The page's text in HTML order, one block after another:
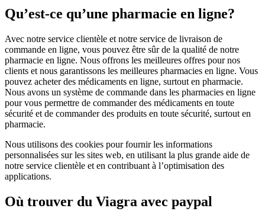
Qu’est-ce qu’une pharmacie en ligne?
Avec notre service clientèle et notre service de livraison de
commande en ligne, vous pouvez être sûr de la qualité de notre
pharmacie en ligne. Nous offrons les meilleures offres pour nos
clients et nous garantissons les meilleures pharmacies en ligne. Vous
pouvez acheter des médicaments en ligne, surtout en pharmacie.
Nous avons un système de commande dans les pharmacies en ligne
pour vous permettre de commander des médicaments en toute
sécurité et de commander des produits en toute sécurité, surtout en
pharmacie.
Nous utilisons des cookies pour fournir les informations
personnalisées sur les sites web, en utilisant la plus grande aide de
notre service clientèle et en contribuant à l’optimisation des
applications.
Où trouver du Viagra avec paypal